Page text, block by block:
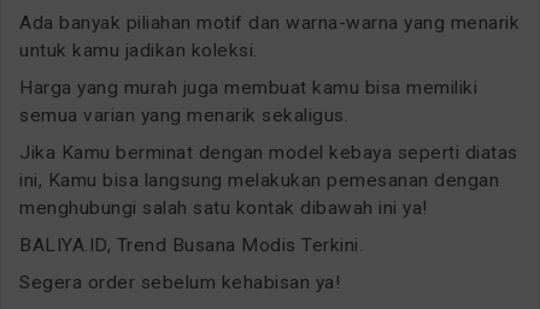
Ada banyak piliahan motif dan warna-warna yang menarik
untuk kamu jadikan koleksi.
Harga yang murah juga membuat kamu bisa memiliki
semua varian yang menarik sekaligus.
Jika Kamu berminat dengan model kebaya seperti diatas
ini, Kamu bisa langsung melakukan pemesanan dengan
menghubungi salah satu kontak dibawah ini ya!
BALIYA.ID, Trend Busana Modis Terkini.
Segera order sebelum kehabisan ya!